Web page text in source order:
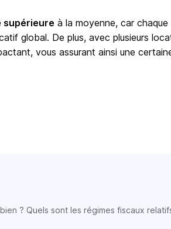
à la moyenne, car chaque
global. De plus, avec plusieurs
vous assurant ainsi une
? Quels sont les régimes fiscaux